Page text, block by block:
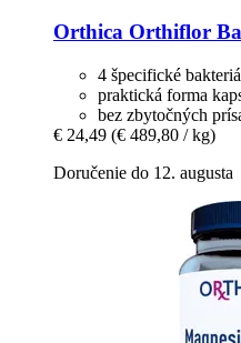
Orthica Orthiflor
4 špecifické
praktická forma
bez zbytočných
€ 24,49 (€ 489,80 / kg)
Doručenie do 12. augusta